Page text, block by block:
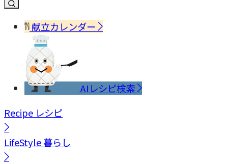
献立カレンダー
AIレシピ検索
Recipe レシピ
LifeStyle暮らし